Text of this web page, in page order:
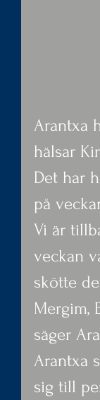
Arantxa
hälsar
Det har
på
Vi är
veckan
skötte
Mergim,
säger
Arantxa
sig till